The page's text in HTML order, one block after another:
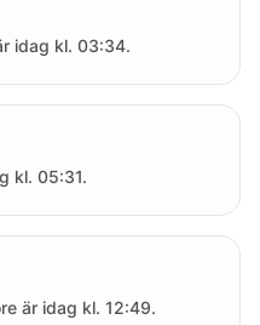
idag kl. 03:34.
kl. 05:31.
är idag kl. 12:49.